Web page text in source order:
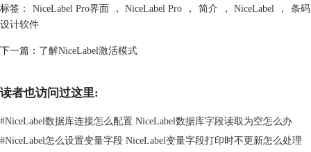
NiceLabel Pro的工具箱包括许多按钮，每个按钮代表一个用于创建和处理
对象的工具。
NiceLabel Pro的设计工具栏包含“对齐”和“顺序”，使用这些工具，可以实
设计区域
NiceLabel Pro的设计区域，即为用户的工作区。工作区是窗口的中心部
分，位于刻度标尺和滚动条之间。工作区设定了一个文档物理限制的框
架，还包含一个不可打印区域，用于插入不希望打印的备注和对象。
标签： NiceLabel Pro界面 ， NiceLabel Pro ， 简介 ， NiceLabel ，
条码
设计软件
下一篇： 了解NiceLabel激活模式
读者也访问过这里:
#NiceLabel数据库连接怎么配置 NiceLabel数据库字段读取为空怎么办
#NiceLabel怎么设置变量字段 NiceLabel变量字段打印时不更新怎么处理